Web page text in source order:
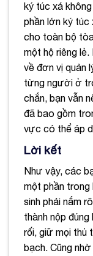
ký túc xá
phần lớn ký túc
cho toàn bộ tòa
một hộ riêng
về đơn vị quản
từng người ở
chắn, bạn vẫn
đã bao gồm
vực có thể áp
Lời kết
Như vậy, các
một phần trong
sinh phải nắm
thành nộp
rối, giữ mọi thủ
bạch. Cũng